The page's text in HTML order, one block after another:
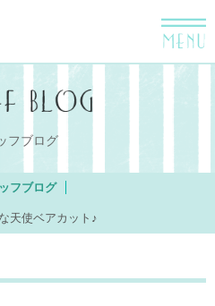
menu
フブログ
フブログ
天使ベアカット♪